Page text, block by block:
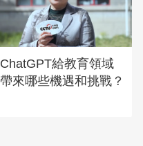
ChatGPT給教育領域
帶來哪些機遇和挑戰？